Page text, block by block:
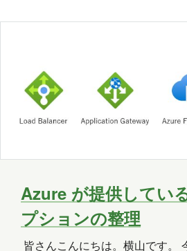
OneLake
OneNote
Power BI
Power Platform
PowerPoint
PowerShell
SQL
Visual Studio
VR
Windows 10
Windows
をどう避けたか …
Azure が提供してい
プションの整理
皆さんこんにちは。横山です。